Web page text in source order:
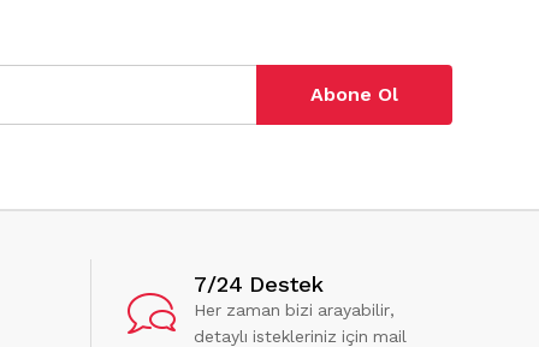
Abone Ol
7/24 Destek
Her zaman bizi arayabilir,
detaylı istekleriniz için mail